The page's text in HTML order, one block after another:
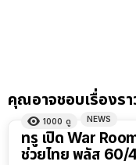
คุณอาจชอบเรื่องรา
1000 ดู NEWS
ทรู เปิด War
ช่วยไทย พลัส 60/